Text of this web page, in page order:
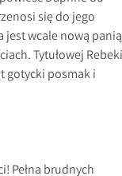
się do jego
jest wcale nową panią
Tytułowej
gotycki posmak i
Pełna brudnych